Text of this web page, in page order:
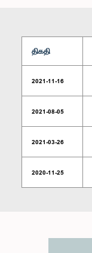
திகதி
2021-11-16
2021-08-05
2021-03-26
2020-11-25